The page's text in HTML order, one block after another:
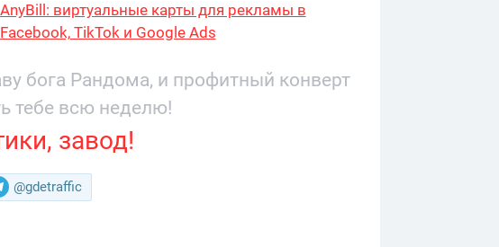
AnyBill: виртуальные карты для рекламы в
Facebook, TikTok и Google Ads
бога Рандома, и профитный конверт
тебе всю неделю!
завод!
@gdetraffic